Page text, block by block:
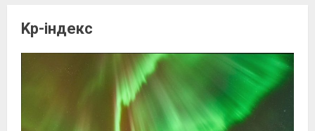
Kp-індекс